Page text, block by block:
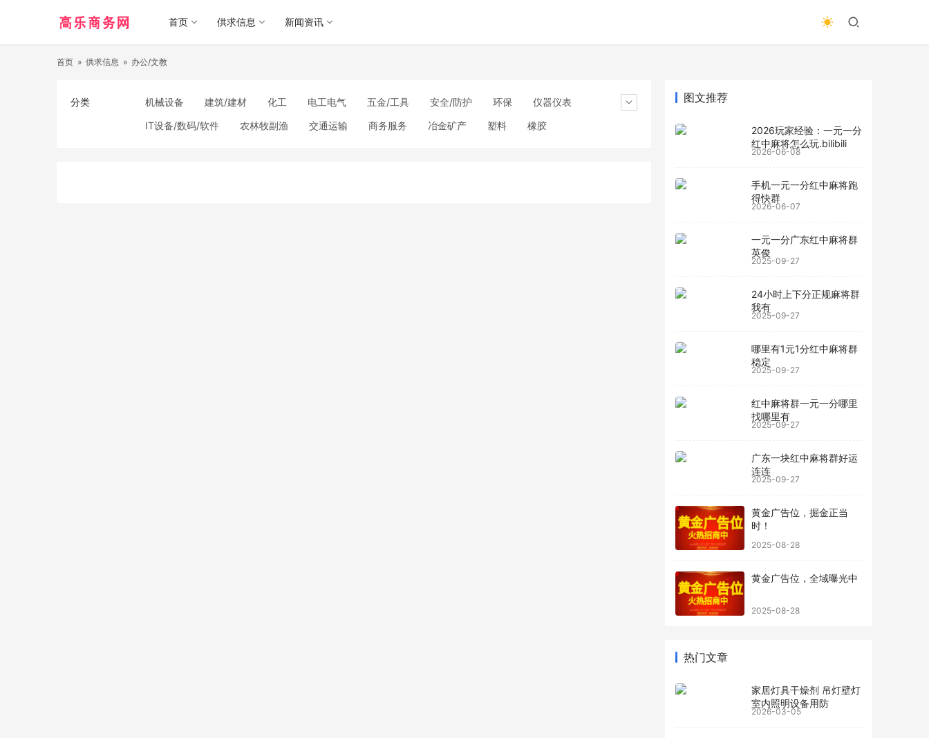
首页 供求信息 新闻资讯
首页 » 供求信息 » 办公/文教
分类 机械设备 建筑/建材 化工 电工电气 五金/工具 安全/防护 环保
仪器仪表
IT设备/数码/软件
农林牧副渔 交通运输 商务服务 冶金矿产 塑料
橡胶
图文推荐
2026玩家经验：一元一分
红中麻将怎么玩.bilibili
2026-06-08
手机一元一分红中麻将跑
得快群
2026-06-07
一元一分广东红中麻将群
英俊
2025-09-27
24小时上下分正规麻将群
我有
2025-09-27
哪里有1元1分红中麻将群
稳定
2025-09-27
红中麻将群一元一分哪里
找哪里有
2025-09-27
广东一块红中麻将群好运
连连
2025-09-27
黄金广告位，掘金正当
时！
2025-08-28
黄金广告位，全域曝光中
2025-08-28
热门文章
家居灯具干燥剂 吊灯壁灯
室内照明设备用防
2026-03-05